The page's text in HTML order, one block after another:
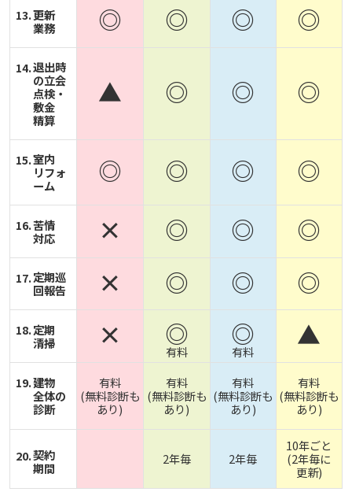
更新
業務
◎ ◎ ◎ ◎
退出時
の立会
点検・
敷金
精算
▲ ◎ ◎ ◎
室内
リフォ
ーム
◎ ◎ ◎ ◎
苦情
対応
× ◎ ◎ ◎
定期巡
回報告
× ◎ ◎ ◎
定期
清掃
× ◎
有料
◎
有料
▲
建物
全体の
診断
有料
(無料診断も
あり)
有料
(無料診断も
あり)
有料
(無料診断も
あり)
有料
(無料診断も
あり)
契約
期間
2年毎 2年毎
10年ごと
(2年毎に
更新)